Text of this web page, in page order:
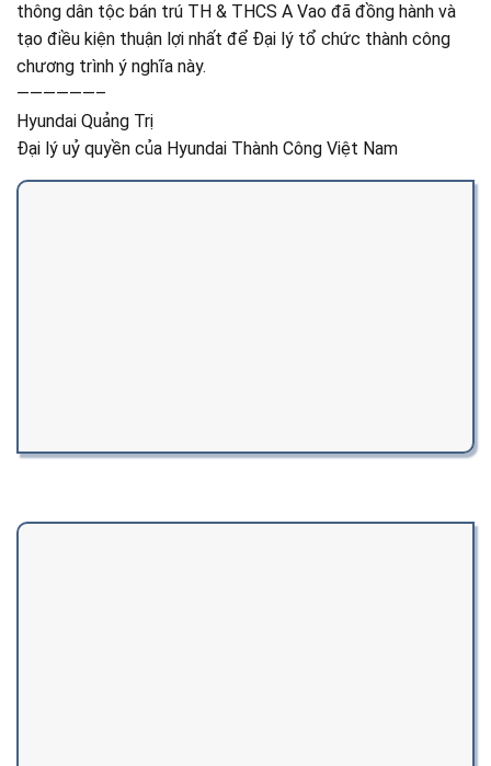
thông dân tộc bán trú TH & THCS A Vao đã đồng hành và
tạo điều kiện thuận lợi nhất để Đại lý tổ chức thành công
chương trình ý nghĩa này.
——————–
Hyundai Quảng Trị
Đại lý uỷ quyền của Hyundai Thành Công Việt Nam